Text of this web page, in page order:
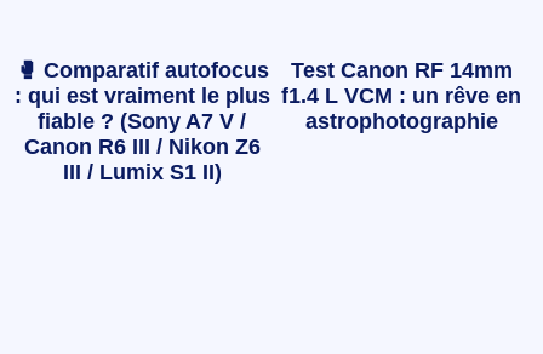
🥊 Comparatif autofocus
: qui est vraiment le plus
fiable ? (Sony A7 V /
Canon R6 III / Nikon Z6
III / Lumix S1 II)
Test Canon RF 14mm
f1.4 L VCM : un rêve en
astrophotographie